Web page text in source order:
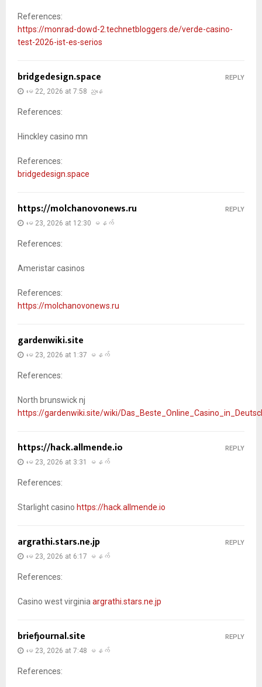
References:
https://monrad-dowd-2.technetbloggers.de/verde-casino-
test-2026-ist-es-serios
bridgedesign.space
မေ 22, 2026 at 7:58 ညနေ
References:
Hinckley casino mn
References:
bridgedesign.space
REPLY
https://molchanovonews.ru
မေ 23, 2026 at 12:30 မနက်
References:
Ameristar casinos
References:
https://molchanovonews.ru
REPLY
gardenwiki.site
မေ 23, 2026 at 1:37 မနက်
References:
North brunswick nj
https://gardenwiki.site/wiki/
https://hack.allmende.io
မေ 23, 2026 at 3:31 မနက်
References:
Starlight casino https://hack.allmende.io
REPLY
argrathi.stars.ne.jp
မေ 23, 2026 at 6:17 မနက်
References:
Casino west virginia argrathi.stars.ne.jp
REPLY
briefjournal.site
မေ 23, 2026 at 7:48 မနက်
References:
REPLY